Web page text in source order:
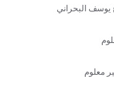
يوسف البحراني
معلوم